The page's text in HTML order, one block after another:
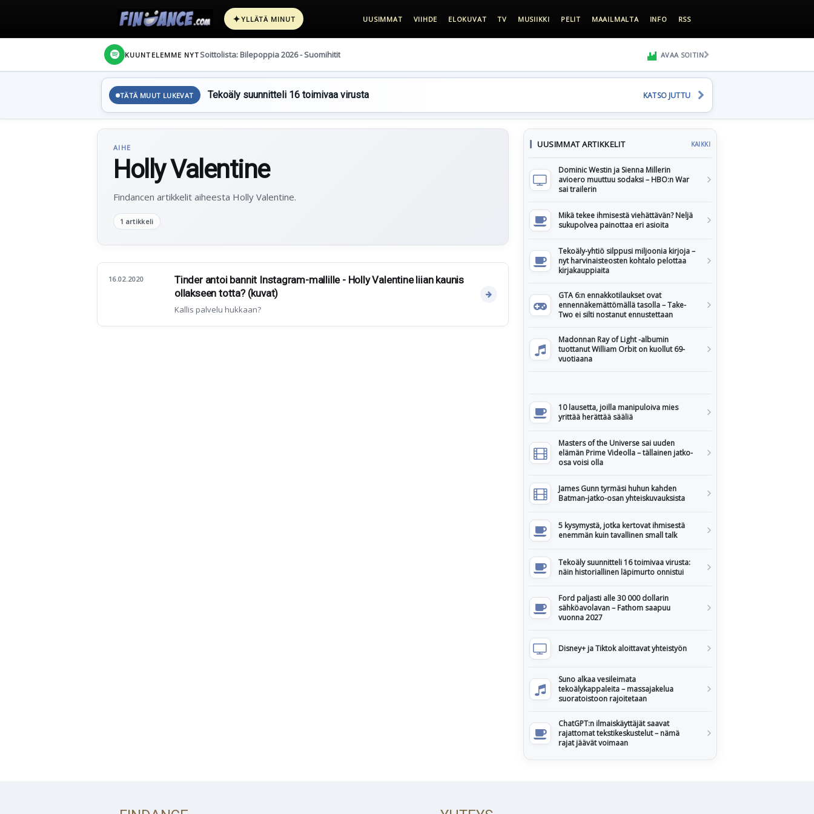
✦YLLÄTÄ MINUT UUSIMMAT VIIHDE ELOKUVAT TV MUSIIKKI PELIT MAAILMALTA INFO RSS
KUUNTELEMME NYT Soittolista: Bilepoppia 2026 - Suomihitit AVAA SOITIN
TÄTÄ MUUT LUKEVAT Tekoäly suunnitteli 16 toimivaa virusta KATSO JUTTU
AIHE
Holly Valentine
Findancen artikkelit aiheesta Holly Valentine.
1 artikkeli
16.02.2020
Tinder antoi bannit Instagram-mallille - Holly Valentine liian kaunis
ollakseen totta? (kuvat)
Kallis palvelu hukkaan?
UUSIMMAT ARTIKKELIT KAIKKI
Dominic Westin ja Sienna Millerin
avioero muuttuu sodaksi – HBO:n War
sai trailerin
Mikä tekee ihmisestä viehättävän? Neljä
sukupolvea painottaa eri asioita
Tekoäly-yhtiö silppusi miljoonia kirjoja –
nyt harvinaisteosten kohtalo pelottaa
kirjakauppiaita
GTA 6:n ennakkotilaukset ovat
ennennäkemättömällä tasolla – Take-
Two ei silti nostanut ennustettaan
Madonnan Ray of Light -albumin
tuottanut William Orbit on kuollut 69-
vuotiaana
10 lausetta, joilla manipuloiva mies
yrittää herättää sääliä
Masters of the Universe sai uuden
elämän Prime Videolla – tällainen jatko-
osa voisi olla
James Gunn tyrmäsi huhun kahden
Batman-jatko-osan yhteiskuvauksista
5 kysymystä, jotka kertovat ihmisestä
enemmän kuin tavallinen small talk
Tekoäly suunnitteli 16 toimivaa virusta:
näin historiallinen läpimurto onnistui
Ford paljasti alle 30 000 dollarin
sähköavolavan – Fathom saapuu
vuonna 2027
Disney+ ja Tiktok aloittavat yhteistyön
Suno alkaa vesileimata
tekoälykappaleita – massajakelua
suoratoistoon rajoitetaan
ChatGPT:n ilmaiskäyttäjät saavat
rajattomat tekstikeskustelut – nämä
rajat jäävät voimaan